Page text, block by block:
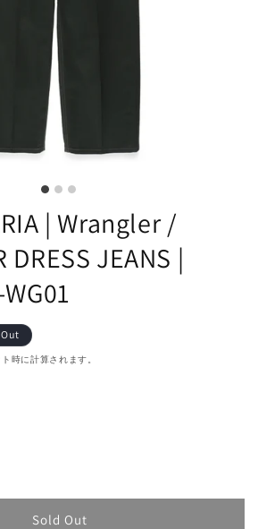
| Wrangler /
DRESS JEANS |
時に計算されます。
Sold Out